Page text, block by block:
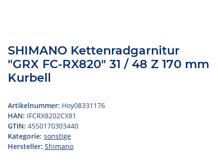
SHIMANO Kettenradgarnitur
"GRX FC-RX820" 31 / 48 Z 170 mm
Kurbell
Artikelnummer: Hoy08331176
HAN: IFCRX8202CX81
GTIN: 4550170303440
Kategorie: sonstige
Hersteller: Shimano